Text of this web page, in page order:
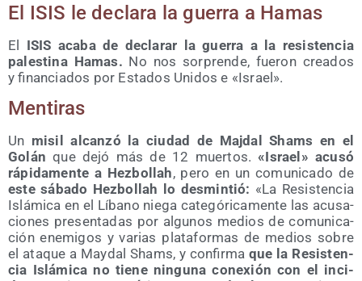
El ISIS le decla­ra la gue­rra a Hamas
El ISIS aca­ba de decla­rar la gue­rra a la resis­ten­cia
pales­ti­na Hamas. No nos sor­pren­de, fue­ron crea­dos
y finan­cia­dos por Esta­dos Uni­dos e «Israel».
Men­ti­ras
Un misil alcan­zó la ciu­dad de Maj­dal Shams en el
Golán que dejó más de 12 muer­tos.«Israel» acu­só
rápi­da­men­te a Hez­bo­llah, pero en un comu­ni­ca­do de
este sába­do Hez­bo­llah lo des­min­tió: «La Resis­ten­cia
Islá­mi­ca en el Líbano nie­ga cate­gó­ri­ca­men­te las acu­sa­
cio­nes pre­sen­ta­das por algu­nos medios de comu­ni­ca­
ción enemi­gos y varias pla­ta­for­mas de medios sobre
el ata­que a May­dal Shams, y con­fir­ma que la Resis­ten­
cia Islá­mi­ca no tie­ne nin­gu­na cone­xión con el inci­